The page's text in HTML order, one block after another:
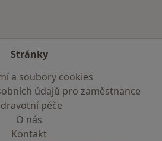
Stránky
a soubory cookies
údajů pro zaměstnance
péče
O nás
Kontakt